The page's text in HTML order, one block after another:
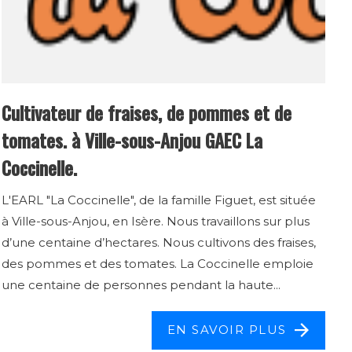
Cultivateur de fraises, de pommes et de
tomates. à Ville-sous-Anjou GAEC La
Coccinelle.
L'EARL "La Coccinelle", de la famille Figuet, est située
à Ville-sous-Anjou, en Isère. Nous travaillons sur plus
d’une centaine d’hectares. Nous cultivons des fraises,
des pommes et des tomates. La Coccinelle emploie
une centaine de personnes pendant la haute...
EN SAVOIR PLUS